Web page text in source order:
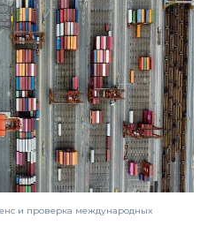
и проверка международных